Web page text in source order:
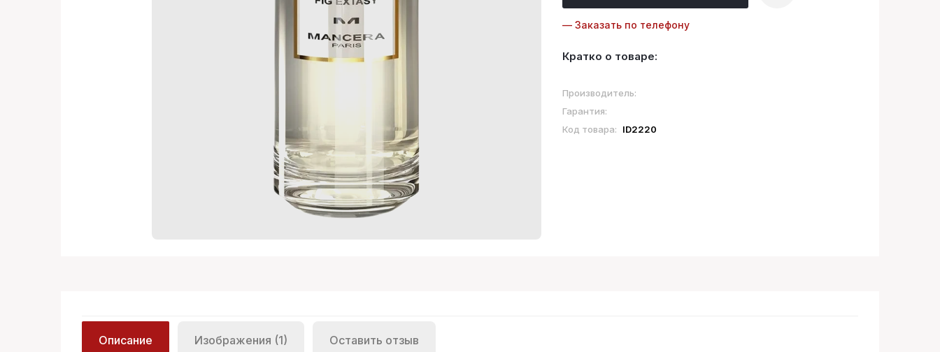
— Заказать по телефону
Кратко о товаре:
Производитель:
Гарантия:
Код товара:
ID2220
Описание Изображения (1) Оставить отзыв